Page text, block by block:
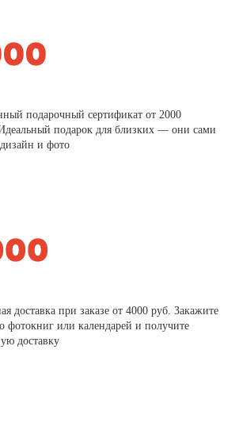
подарочный сертификат от 2000
подарок для близких — они сами
и фото
доставка при заказе от 4000 руб. Закажите
фотокниг или календарей и получите
доставку